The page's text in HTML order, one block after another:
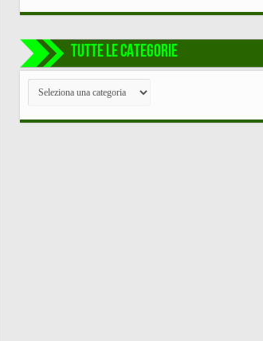
TUTTE LE CATEGORIE
TUTTE
CATEGORIE